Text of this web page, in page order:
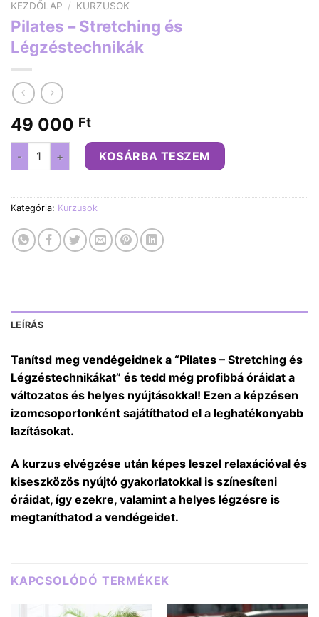
KEZDŐLAP / KURZUSOK
Pilates – Stretching és
Légzéstechnikák
49 000 Ft
Pilates – Stretching és Légzéstechnikák mennyiség
KOSÁRBA TESZEM
Kategória: Kurzusok
LEÍRÁS
Tanítsd meg vendégeidnek a “Pilates – Stretching és
Légzéstechnikákat” és tedd még profibbá óráidat a
változatos és helyes nyújtásokkal! Ezen a képzésen
izomcsoportonként sajátíthatod el a leghatékonyabb
lazításokat.
A kurzus elvégzése után képes leszel relaxációval és
kiseszközös nyújtó gyakorlatokkal is színesíteni
óráidat, így ezekre, valamint a helyes légzésre is
megtaníthatod a vendégeidet.
KAPCSOLÓDÓ TERMÉKEK